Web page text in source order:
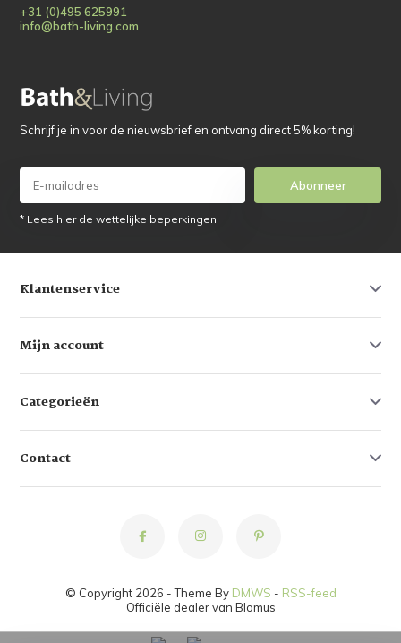
+31 (0)495 625991
info@bath-living.com
Schrijf je in voor de nieuwsbrief en ontvang direct 5% korting!
Abonneer
* Lees hier de wettelijke beperkingen
Klantenservice
Mijn account
Categorieën
Contact
© Copyright 2026 - Theme By DMWS - RSS-feed
Officiële dealer van Blomus